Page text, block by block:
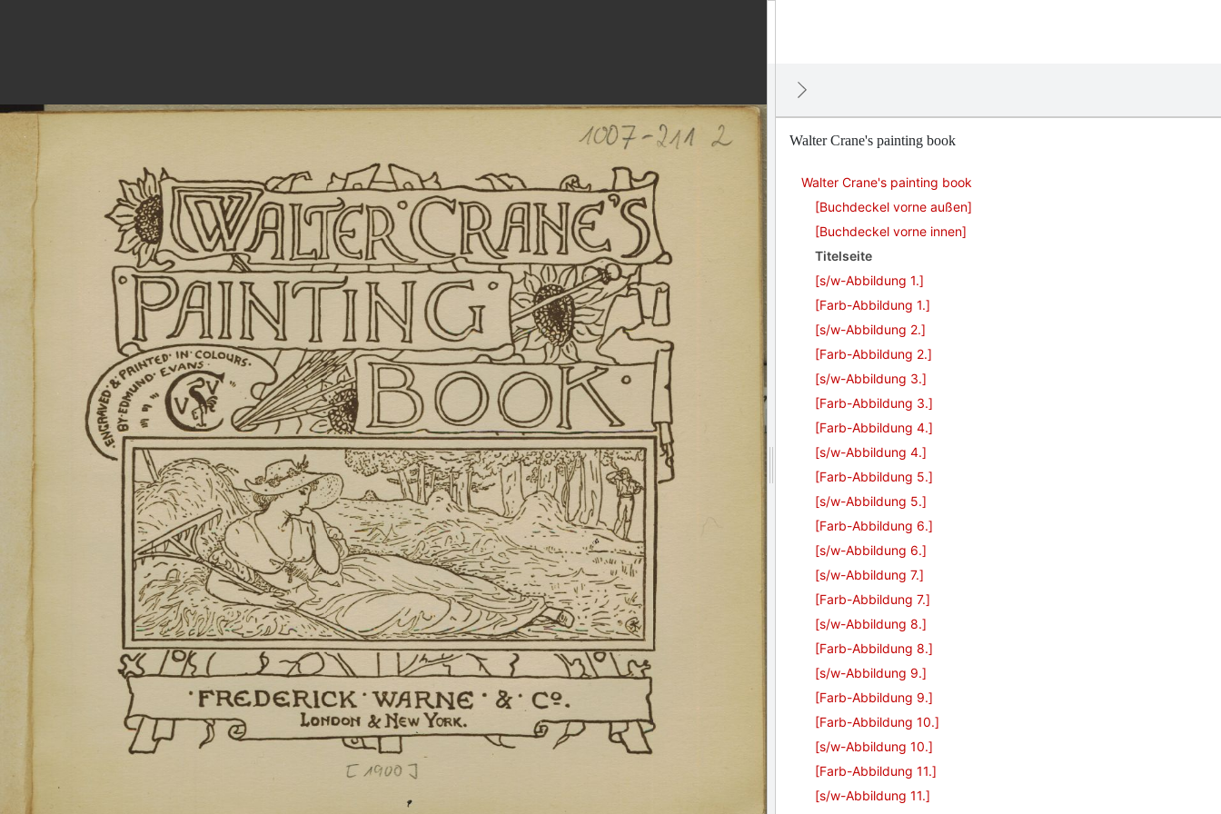
Walter Crane's painting book
Walter Crane's painting book
[Buchdeckel vorne außen]
[Buchdeckel vorne innen]
Titelseite
[s/w-Abbildung 1.]
[Farb-Abbildung 1.]
[s/w-Abbildung 2.]
[Farb-Abbildung 2.]
[s/w-Abbildung 3.]
[Farb-Abbildung 3.]
[Farb-Abbildung 4.]
[s/w-Abbildung 4.]
[Farb-Abbildung 5.]
[s/w-Abbildung 5.]
[Farb-Abbildung 6.]
[s/w-Abbildung 6.]
[s/w-Abbildung 7.]
[Farb-Abbildung 7.]
[s/w-Abbildung 8.]
[Farb-Abbildung 8.]
[s/w-Abbildung 9.]
[Farb-Abbildung 9.]
[Farb-Abbildung 10.]
[s/w-Abbildung 10.]
[Farb-Abbildung 11.]
[s/w-Abbildung 11.]